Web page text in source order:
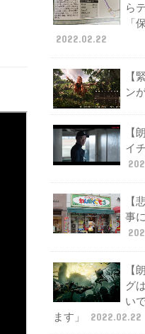
ら
「
2022.02.22
【
ン
【
イ
【
事
【
グ
い
ます」
2022.02.22